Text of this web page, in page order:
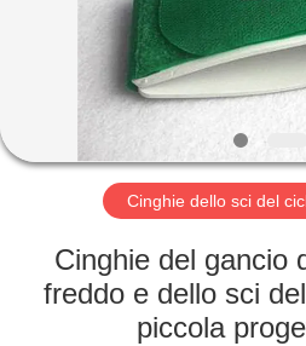
NOI
VISITA
DELLA
FABBRICA
Cinghie dello sci del
Cinghie del gancio
freddo e dello sci
piccola